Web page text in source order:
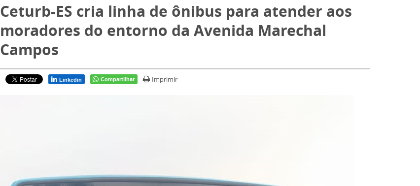
Ceturb-ES cria linha de ônibus para atender aos
moradores do entorno da Avenida Marechal
Campos
Linkedin Compartilhar Imprimir